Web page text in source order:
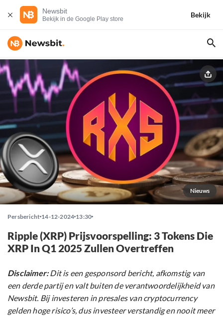
Newsbit
Bekijk in de Google Play store
Bekijk
Nieuws
Persbericht 14-12-2024 13:30
Ripple (XRP) Prijsvoorspelling: 3 Tokens Die
XRP In Q1 2025 Zullen Overtreffen
Disclaimer:Dit is een gesponsord bericht, afkomstig van
een derde partij en valt buiten de verantwoordelijkheid van
Newsbit. Bij investeren in presales van cryptocurrency
gelden hoge risico’s, dus investeer verstandig en nooit meer